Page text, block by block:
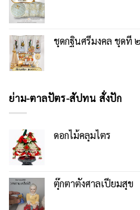
ชุดกฐินศรีมงคล ชุดที่
ย่าม-ตาลปัตร-สัปทน สั่งปัก
ดอกไม้คลุมไตร
ตุ๊กตาตั้งศาลเปี่ยมสุข